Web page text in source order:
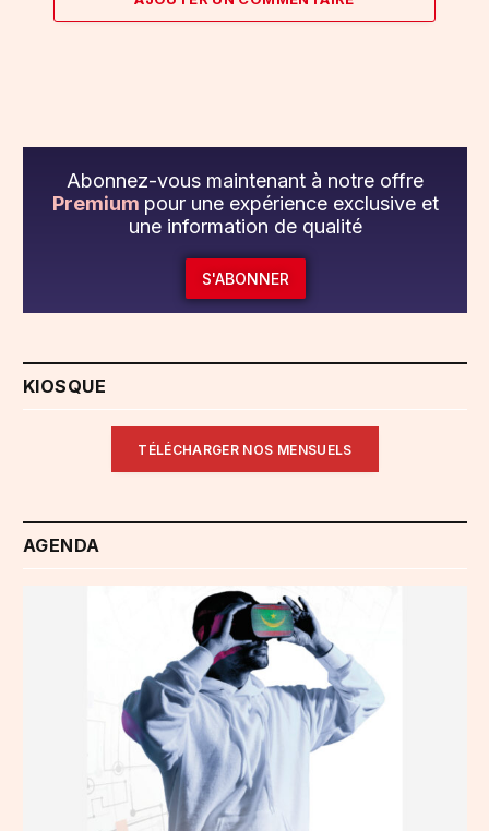
Abonnez-vous maintenant à notre offre
Premium pour une expérience exclusive et
une information de qualité
S'ABONNER
KIOSQUE
TÉLÉCHARGER NOS MENSUELS
AGENDA